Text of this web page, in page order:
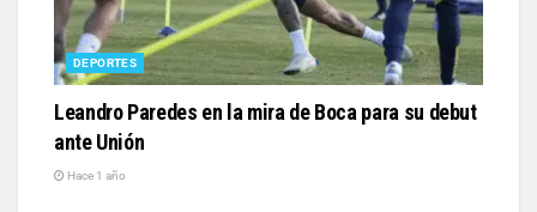
DEPORTES
Leandro Paredes en la mira de Boca para su debut
ante Unión
Hace 1 año